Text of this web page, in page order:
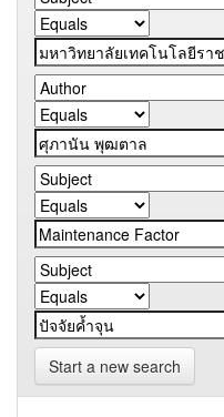
Start a new search